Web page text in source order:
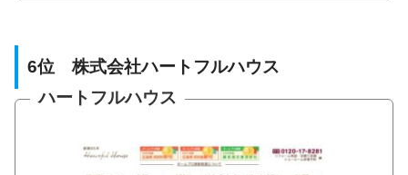
6位 株式会社ハートフルハウス
ハートフルハウス